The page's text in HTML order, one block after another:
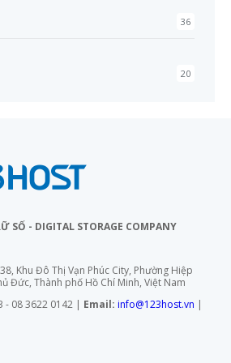
36
20
SỐ - DIGITAL STORAGE COMPANY
Khu Đô Thị Vạn Phúc City, Phường Hiệp
Đức, Thành phố Hồ Chí Minh, Việt Nam
- 08 3622 0142 | Email: info@123host.vn |